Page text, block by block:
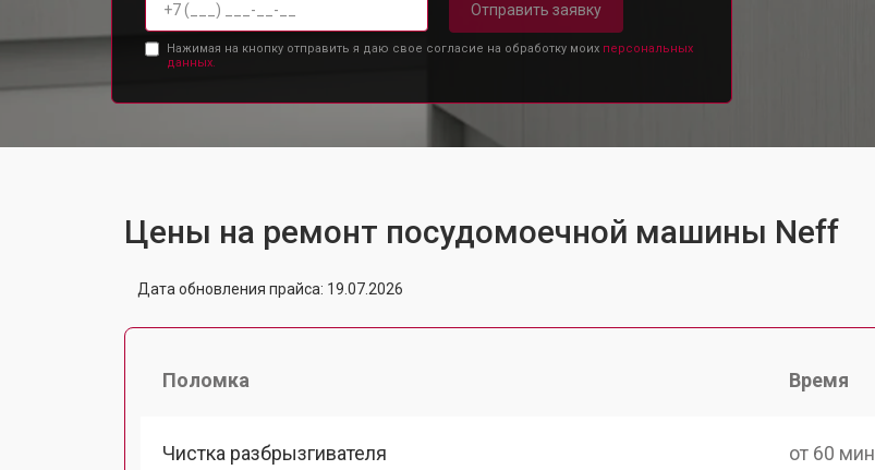
Отправить заявку
Нажимая на кнопку отправить я даю свое согласие на обработку моих персональных
данных.
Цены на ремонт посудомоечной машины Neff
Дата обновления прайса: 19.07.2026
Поломка Время
Чистка разбрызгивателя от 60 мин